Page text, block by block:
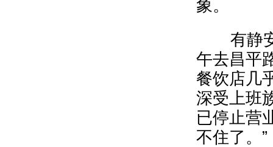
象。
有静安
午去昌平
餐饮店几
深受上班
已停止营
不住了。”